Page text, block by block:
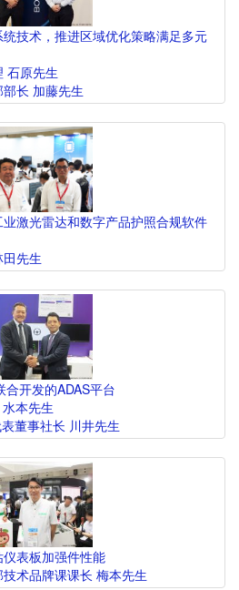
技术，推进区域优化策略满足多元
石原先生
长 加藤先生
激光雷达和数字产品护照合规软件
先生
开发的ADAS平台
本先生
董事社长 川井先生
表板加强件性能
术品牌课课长 梅本先生